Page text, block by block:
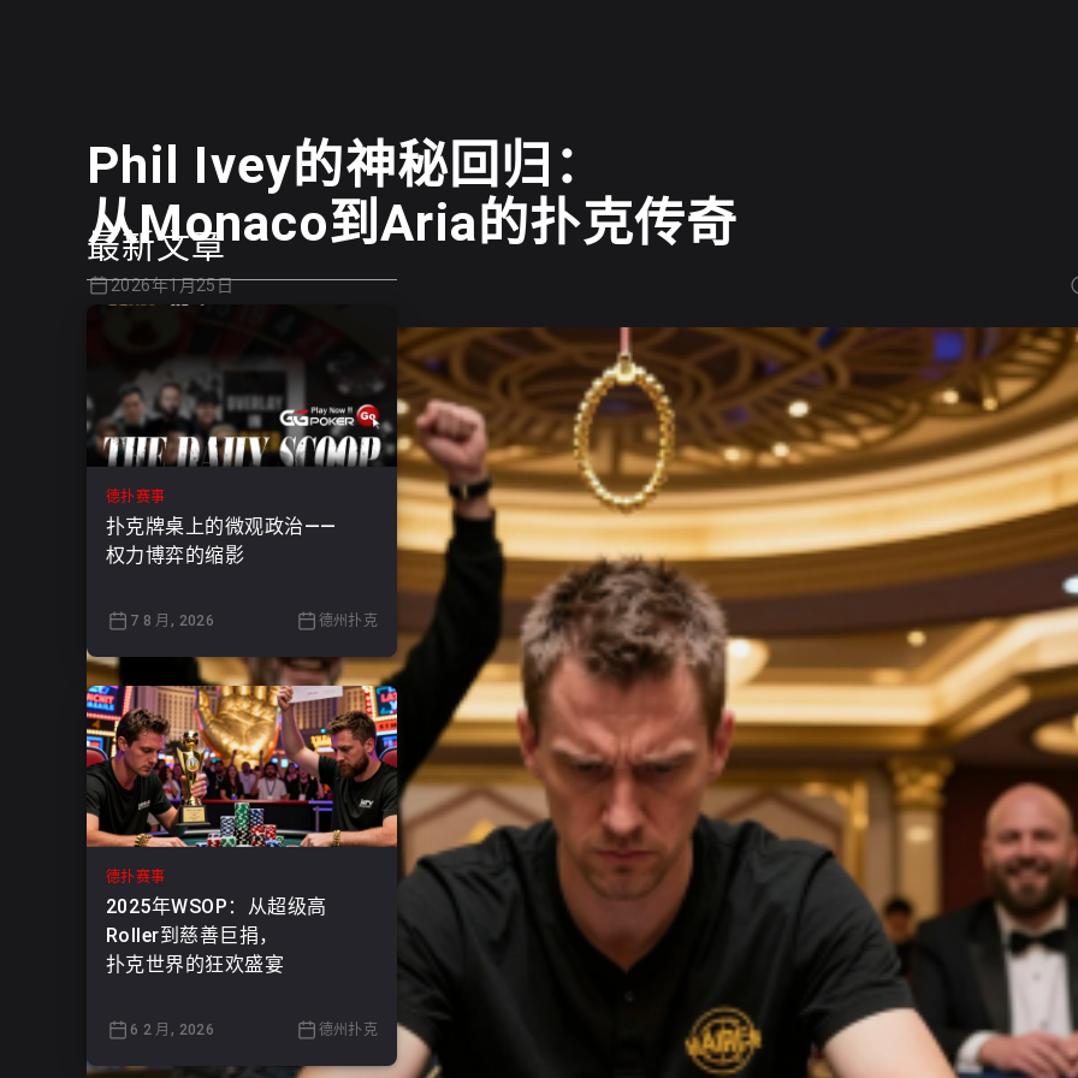
Phil Ivey的神秘回归：
从Monaco到Aria的扑克传奇
2026年1月25日
最新文章
德扑赛事
扑克牌桌上的微观政治——
权力博弈的缩影
7 8 月, 2026 德州扑克
德扑赛事
2025年WSOP：从超级高
Roller到慈善巨捐，
扑克世界的狂欢盛宴
6 2 月, 2026 德州扑克